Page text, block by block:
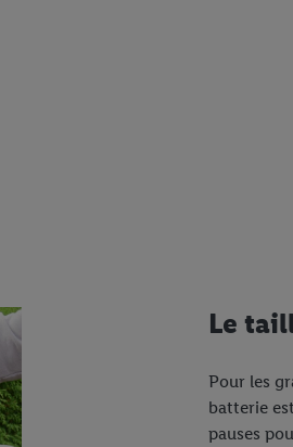
Le
Pour les
batterie
pauses